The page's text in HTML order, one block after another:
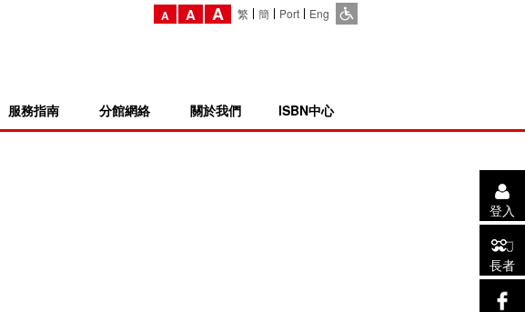
A A A 繁 簡 Port Eng
服務指南 分館網絡 關於我們 ISBN中心
登入
長者